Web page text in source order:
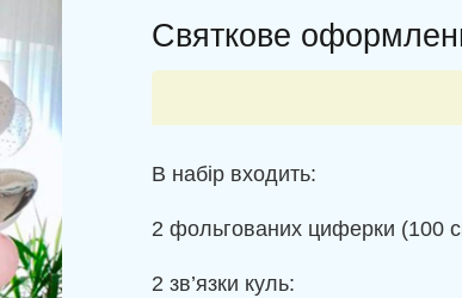
Святкове
В набір входить:
2 фольгованих циферки (100
2 зв’язки куль: